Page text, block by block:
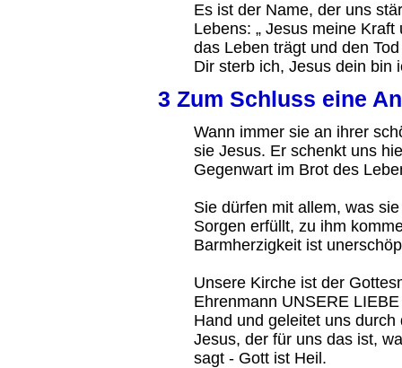
Es ist der Name, der uns
Lebens: „ Jesus meine
das Leben trägt und den
Dir sterb ich, Jesus dein bin
3 Zum Schluss eine
Wann immer sie an ihrer
sie Jesus. Er schenkt uns
Gegenwart im Brot des
Sie dürfen mit allem, was
Sorgen erfüllt, zu ihm
Barmherzigkeit ist
Unsere Kirche ist der
Ehrenmann UNSERE
Hand und geleitet uns
Jesus, der für uns das ist,
sagt - Gott ist Heil.